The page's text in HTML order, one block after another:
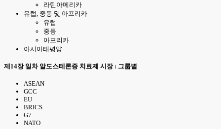
라틴아메리카
유럽, 중동 및 아프리카
유럽
중동
아프리카
아시아태평양
제14장 일차 알도스테론증 치료제 시장 : 그룹별
ASEAN
GCC
EU
BRICS
G7
NATO